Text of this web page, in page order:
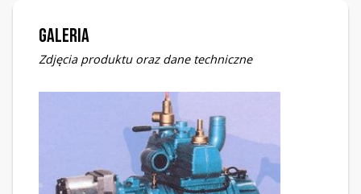
Galeria
Zdjęcia produktu oraz dane techniczne